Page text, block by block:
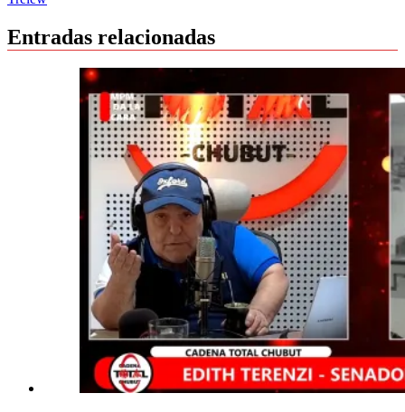
Compartir
Entradas relacionadas